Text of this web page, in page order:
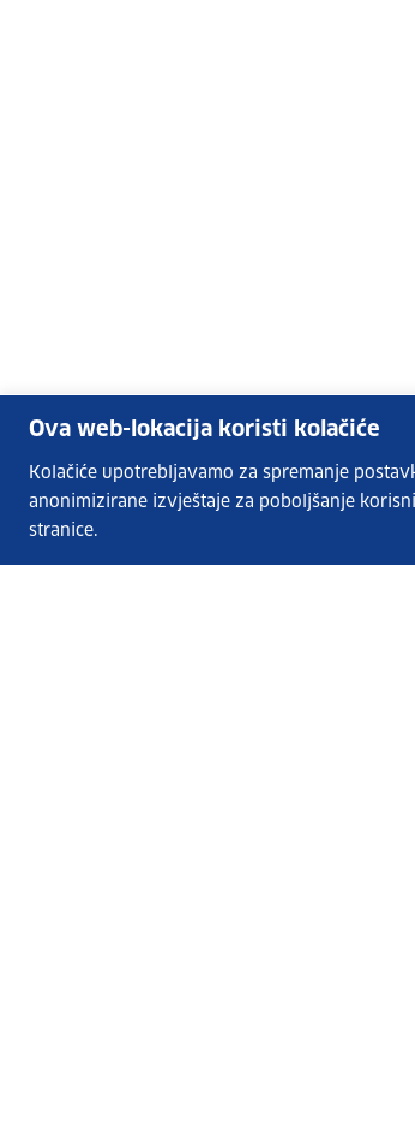
Ova web-lokacija koristi kolačiće
Kolačiće upotrebljavamo za spremanje
anonimizirane izvještaje za poboljšanje
stranice.